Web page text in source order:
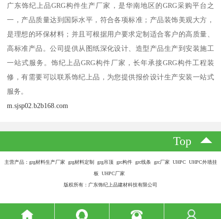
广东饰纪上品GRG构件生产厂家，是华南地区的GRG采购平台之
一，产品质量达到国际水平，符合各项标准；产品装饰美观大方，
是理想的环保材料；并且可根据用户要求定制适合客户的高质量、
高标准产品。公司提供从图纸深化设计、造型产品生产到安装施工
一站式服务。饰纪上品GRG构件厂家，长年承接GRG构件工程装
修，有需要可以联系饰纪上品，为您提供报价设计生产安装一站式
服务。
m.sjsp02.b2b168.com
Top
主营产品：grg材料生产厂家 grg材料定制 grg吊顶 grc构件 grc线条 grc厂家 UHPC UHPC外墙挂
板 UHPC厂家
版权所有：广东饰纪上品建材科技有限公司